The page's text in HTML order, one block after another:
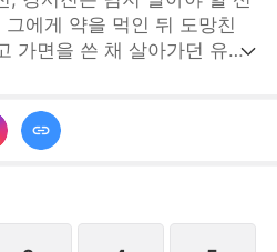
에게 약을 먹인 뒤 도망친
가면을 쓴 채 살아가던 유혜
이 되어버린다. 서로의 눈이
걸려버렸는